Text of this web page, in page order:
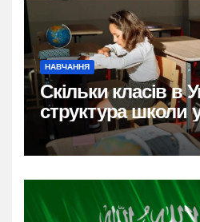
НАВЧАННЯ
Скільки класів в
структура школи